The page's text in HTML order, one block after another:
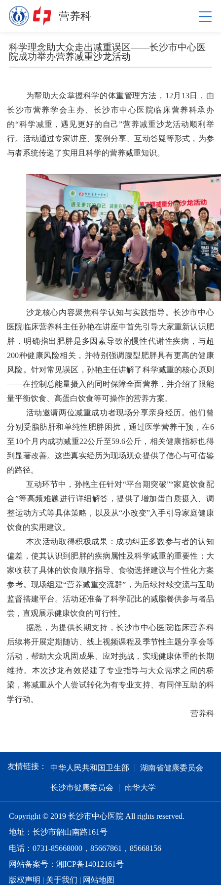
营养科
科学理念助大众走出减重误区——长沙市中心医
院成功举办营养减重沙龙活动
为帮助大众掌握科学的体重管理方法，12月13日，由
长沙市营养学会主办、长沙市中心医院临床营养科承办
的“科学减重，遇见更好的自己”营养减重沙龙活动顺利举
行。活动通过专家讲座、案例分享、互动答疑等形式，为参
与者系统传递了实用且科学的营养减重知识。
沙龙核心内容聚焦科学认知与实践指导。长沙市中心
医院临床营养科主任孙艳在讲座中首先引导大家重新认识肥
胖，明确指出肥胖是多因素导致的慢性代谢性疾病，与超
200种健康风险相关，并特别强调腹型肥胖具有更高的健康
风险。针对常见误区，孙艳主任讲解了科学减重的核心原则
——在控制总能量摄入的同时保障全面营养，并介绍了限能
量平衡饮食、高蛋白饮食等可操作的营养方案。
活动邀请两位减重成功者现场分享亲身经历。他们曾
分别受脂肪肝和单纯性肥胖困扰，通过医学营养干预，在6
至10个月内成功减重22公斤至59.6公斤，相关健康指标也得
到显著改善。这些真实经历为现场观众提供了信心与可借鉴
的路径。
互动环节中，孙艳主任针对“平台期突破”“家庭饮食配
合”等高频难题进行详细解答，提供了增加蛋白质摄入、调
整运动方式等具体策略，以及从“小改变”入手引导家庭健康
饮食的实用建议。
本次活动取得积极成果：成功纠正多数参与者的认知
偏差，使其认识到肥胖的疾病属性及科学减重的重要性；大
家收获了具体的饮食顺序指导、食物选择建议与个性化方案
参考。现场组建“营养减重交流群”，为后续持续交流与互助
监督搭建平台。活动还准备了科学配比的减脂餐供参与者品
尝，直观展示健康饮食的可行性。
据悉，为提供长期支持，长沙市中心医院临床营养科
后续将开展定期随访、线上视频课程及季节性主题分享会等
活动，帮助大众巩固成果、应对挑战，实现健康体重的长期
维持。本次沙龙有效搭建了专业指导与大众需求之间的桥
梁，将减重从个人尝试转化为有专业支持、有同伴互助的科
学行动。
营养科
友情链接： 中华人民共和国卫生部 湖南省健康委员会
长沙市健康委员会 南华大学
Copyright © 2019 长沙市中心医院 All rights reserved.
地址：长沙市韶山南路161号
电话：0731-85668000，85667861，85668156
网站备案号：湘ICP备14012161号
版权声明 | 关于我们 | 网站地图